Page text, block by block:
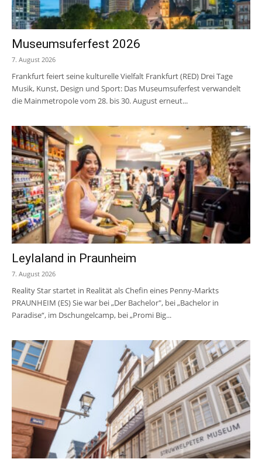
Museumsuferfest 2026
7. August 2026
Frankfurt feiert seine kulturelle Vielfalt Frankfurt (RED) Drei Tage
Musik, Kunst, Design und Sport: Das Museumsuferfest verwandelt
die Mainmetropole vom 28. bis 30. August erneut...
Leylaland in Praunheim
7. August 2026
Reality Star startet in Realität als Chefin eines Penny-Markts
PRAUNHEIM (ES) Sie war bei „Der Bachelor", bei „Bachelor in
Paradise“, im Dschungelcamp, bei „Promi Big...